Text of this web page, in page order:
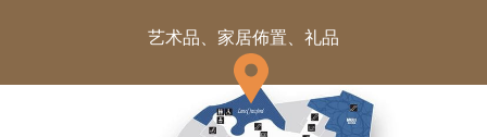
艺术品、家居佈置、礼品